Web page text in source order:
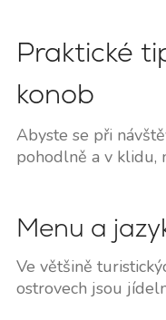
Praktické
konob
Abyste se při
pohodlně a v klidu,
Menu a
Ve většině
ostrovech jsou